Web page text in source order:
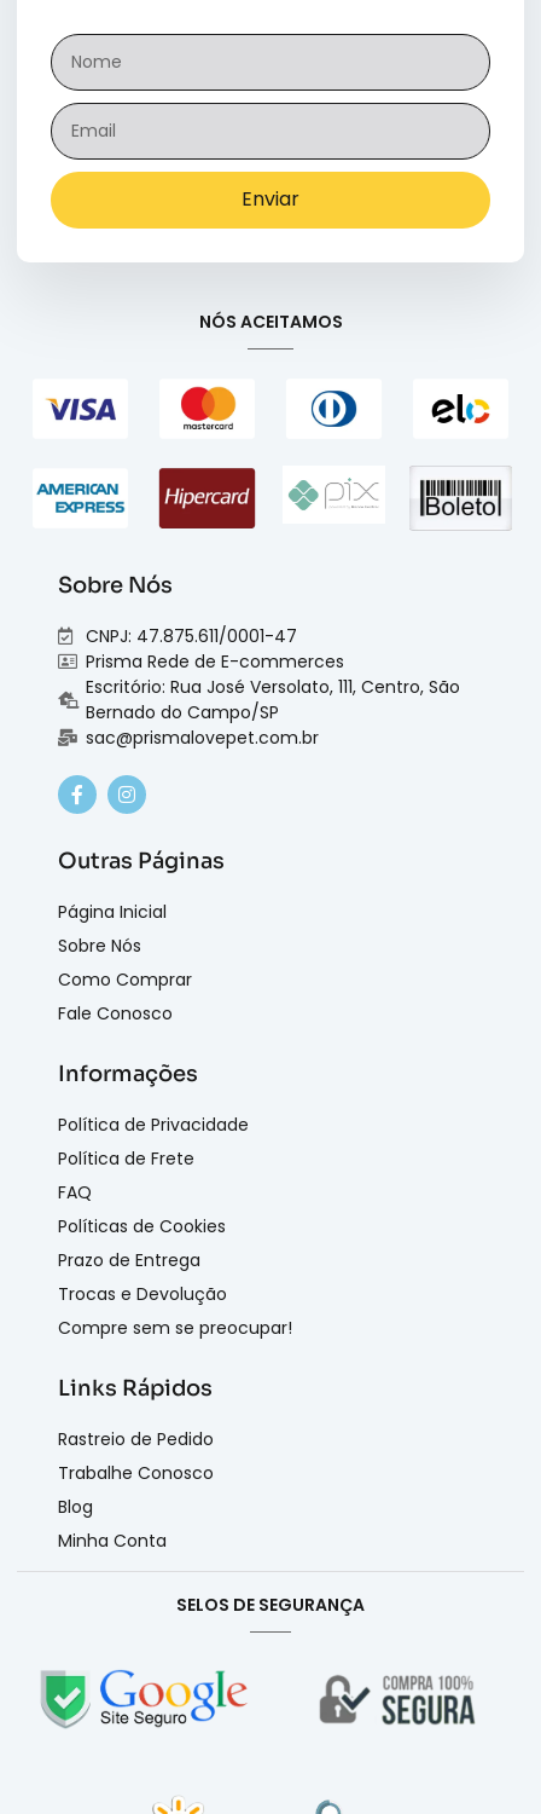
Enviar
NÓS ACEITAMOS
Sobre Nós
CNPJ: 47.875.611/0001-47
Prisma Rede de E-commerces
Escritório: Rua José Versolato, 111, Centro, São
Bernado do Campo/SP
sac@prismalovepet.com.br
Outras Páginas
Página Inicial
Sobre Nós
Como Comprar
Fale Conosco
Informações
Política de Privacidade
Política de Frete
FAQ
Políticas de Cookies
Prazo de Entrega
Trocas e Devolução
Compre sem se preocupar!
Links Rápidos
Rastreio de Pedido
Trabalhe Conosco
Blog
Minha Conta
SELOS DE SEGURANÇA